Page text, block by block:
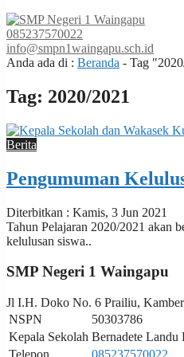
085237570022
info@smpn1waingapu.sch.id
Anda ada di : Beranda - Tag
Tag: 2020/2021
Berita
Pengumuman
Diterbitkan : Kamis, 3 Jun 2021
Tahun Pelajaran 2020/2021 akan
kelulusan siswa..
SMP Negeri 1 Waingapu
Jl I.H. Doko No. 6 Prailiu,
NSPN
50303786
Kepala Sekolah Bernadete Landu
Telepon
085237570022